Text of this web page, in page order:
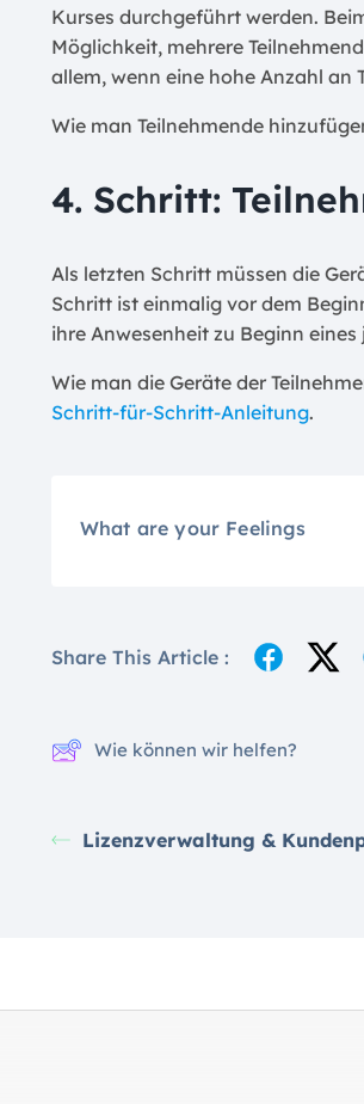
Kurses durchgeführt werden.
Möglichkeit, mehrere
allem, wenn eine hohe Anzahl an
Wie man Teilnehmende
4. Schritt:
Als letzten Schritt müssen die
Schritt ist einmalig vor dem
ihre Anwesenheit zu Beginn
Wie man die Geräte der
Schritt-für-Schritt-Anleitung.
What are your Feelings
Share This Article :
Wie können wir helfen?
Lizenzverwaltung &